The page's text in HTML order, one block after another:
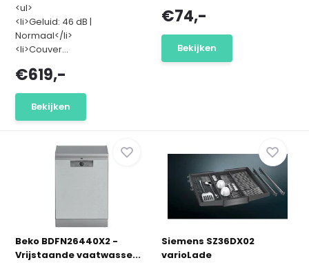
<ul>
<li>Geluid: 46 dB |
Normaal</li>
<li>Couver...
€619,-
Bekijken
€74,-
Bekijken
Beko BDFN26440X2 -
Vrijstaande vaatwasse...
Siemens SZ36DX02
varioLade